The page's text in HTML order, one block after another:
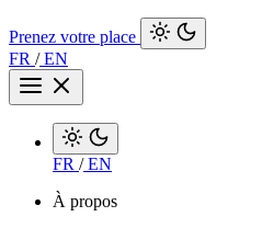
Prenez votre place
FR /EN
FR /EN
À propos